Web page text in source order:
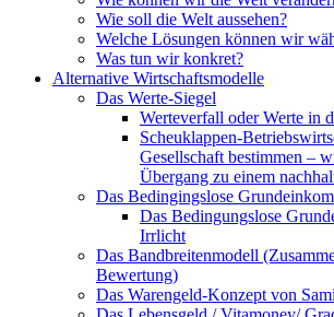
Wie soll die Welt aussehen?
Welche Lösungen können wir
Was tun wir konkret?
Alternative Wirtschaftsmodelle
Das Werte-Siegel
Werteverfall oder Werte in
Scheuklappen-
Gesellschaft bestimmen –
Übergang zu einem
Das Bedingingslose
Das Bedingungslose
Irrlicht
Das Bandbreitenmodell
Bewertung)
Das Warengeld-Konzept von